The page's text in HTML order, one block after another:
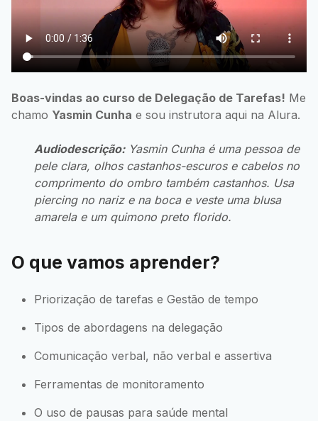
Boas-vindas ao curso de Delegação de Tarefas! Me
chamo Yasmin Cunha e sou instrutora aqui na Alura.
Audiodescrição:Yasmin Cunha é uma pessoa de
pele clara, olhos castanhos-escuros e cabelos no
comprimento do ombro também castanhos. Usa
piercing no nariz e na boca e veste uma blusa
amarela e um quimono preto florido.
O que vamos aprender?
Priorização de tarefas e Gestão de tempo
Tipos de abordagens na delegação
Comunicação verbal, não verbal e assertiva
Ferramentas de monitoramento
O uso de pausas para saúde mental